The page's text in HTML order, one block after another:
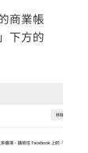
商業帳
下方的